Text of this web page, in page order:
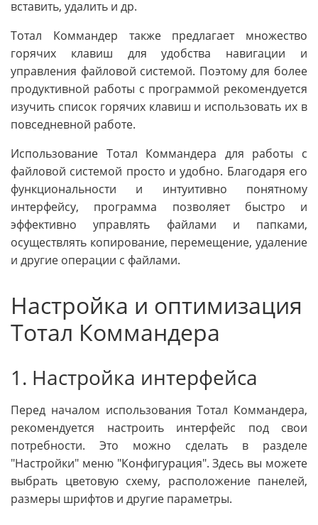
вставить, удалить и др.
Тотал Коммандер также предлагает множество
горячих клавиш для удобства навигации и
управления файловой системой. Поэтому для более
продуктивной работы с программой рекомендуется
изучить список горячих клавиш и использовать их в
повседневной работе.
Использование Тотал Коммандера для работы с
файловой системой просто и удобно. Благодаря его
функциональности и интуитивно понятному
интерфейсу, программа позволяет быстро и
эффективно управлять файлами и папками,
осуществлять копирование, перемещение, удаление
и другие операции с файлами.
Настройка и оптимизация
Тотал Коммандера
1. Настройка интерфейса
Перед началом использования Тотал Коммандера,
рекомендуется настроить интерфейс под свои
потребности. Это можно сделать в разделе
"Настройки" меню "Конфигурация". Здесь вы можете
выбрать цветовую схему, расположение панелей,
размеры шрифтов и другие параметры.